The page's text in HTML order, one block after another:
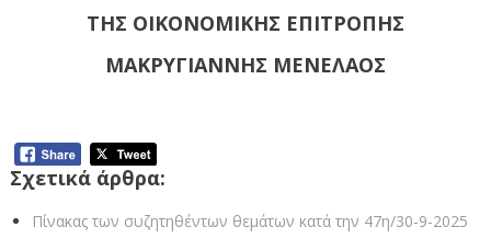
ΤΗΣ ΟΙΚΟΝΟΜΙΚΗΣ ΕΠΙΤΡΟΠΗΣ
ΜΑΚΡΥΓΙΑΝΝΗΣ ΜΕΝΕΛΑΟΣ
Σχετικά άρθρα:
Πίνακας των συζητηθέντων θεμάτων κατά την 47η/30-9-2025